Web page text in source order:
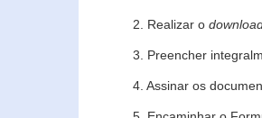
2. Realizar o
3. Preencher
4. Assinar os